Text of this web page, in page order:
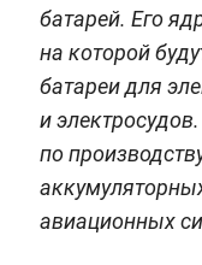
батарей. Его
на которой
батареи для
и
по
авиационных